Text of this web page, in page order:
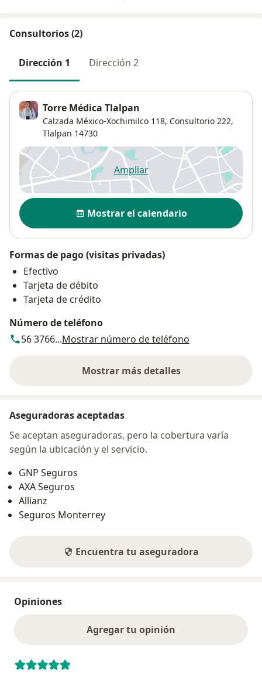
Consultorios (2)
Dirección 1 Dirección 2
Torre Médica Tlalpan
Calzada México-Xochimilco 118, Consultorio 222,
Tlalpan 14730
Ampliarse abre en una nueva
Disponibilidad
Mostrar el calendario
Formas de pago (visitas privadas)
Efectivo
Tarjeta de débito
Tarjeta de crédito
Número de teléfono
56 3766...Mostrar número de teléfono
Mostrar más detalles
sobre la dirección
Aseguradoras aceptadas
Se aceptan aseguradoras, pero la cobertura varía
según la ubicación y el servicio.
GNP Seguros
AXA Seguros
Allianz
Seguros Monterrey
Encuentra tu aseguradora
Opiniones
Agregar tu opinión